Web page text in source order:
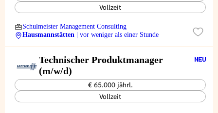
Vollzeit
Schulmeister Management Consulting
Hausmannstätten
| vor weniger als einer Stunde
Technischer Produktmanager
(m/w/d)
€ 65.000 jährl.
Vollzeit